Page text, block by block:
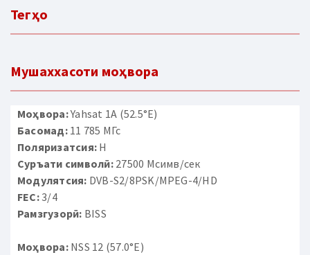
Тегҳо
Мушаххасоти моҳвора
Моҳвора:Yahsat 1A (52.5°E)
Басомад:11 785 МГс
Поляризатсия: H
Суръати символӣ:27500 Мсимв/сек
Модулятсия: DVB-S2/8PSK/MPEG-4/HD
FEC:3/4
Рамзгузорӣ: BISS
Моҳвора:NSS 12 (57.0°E)